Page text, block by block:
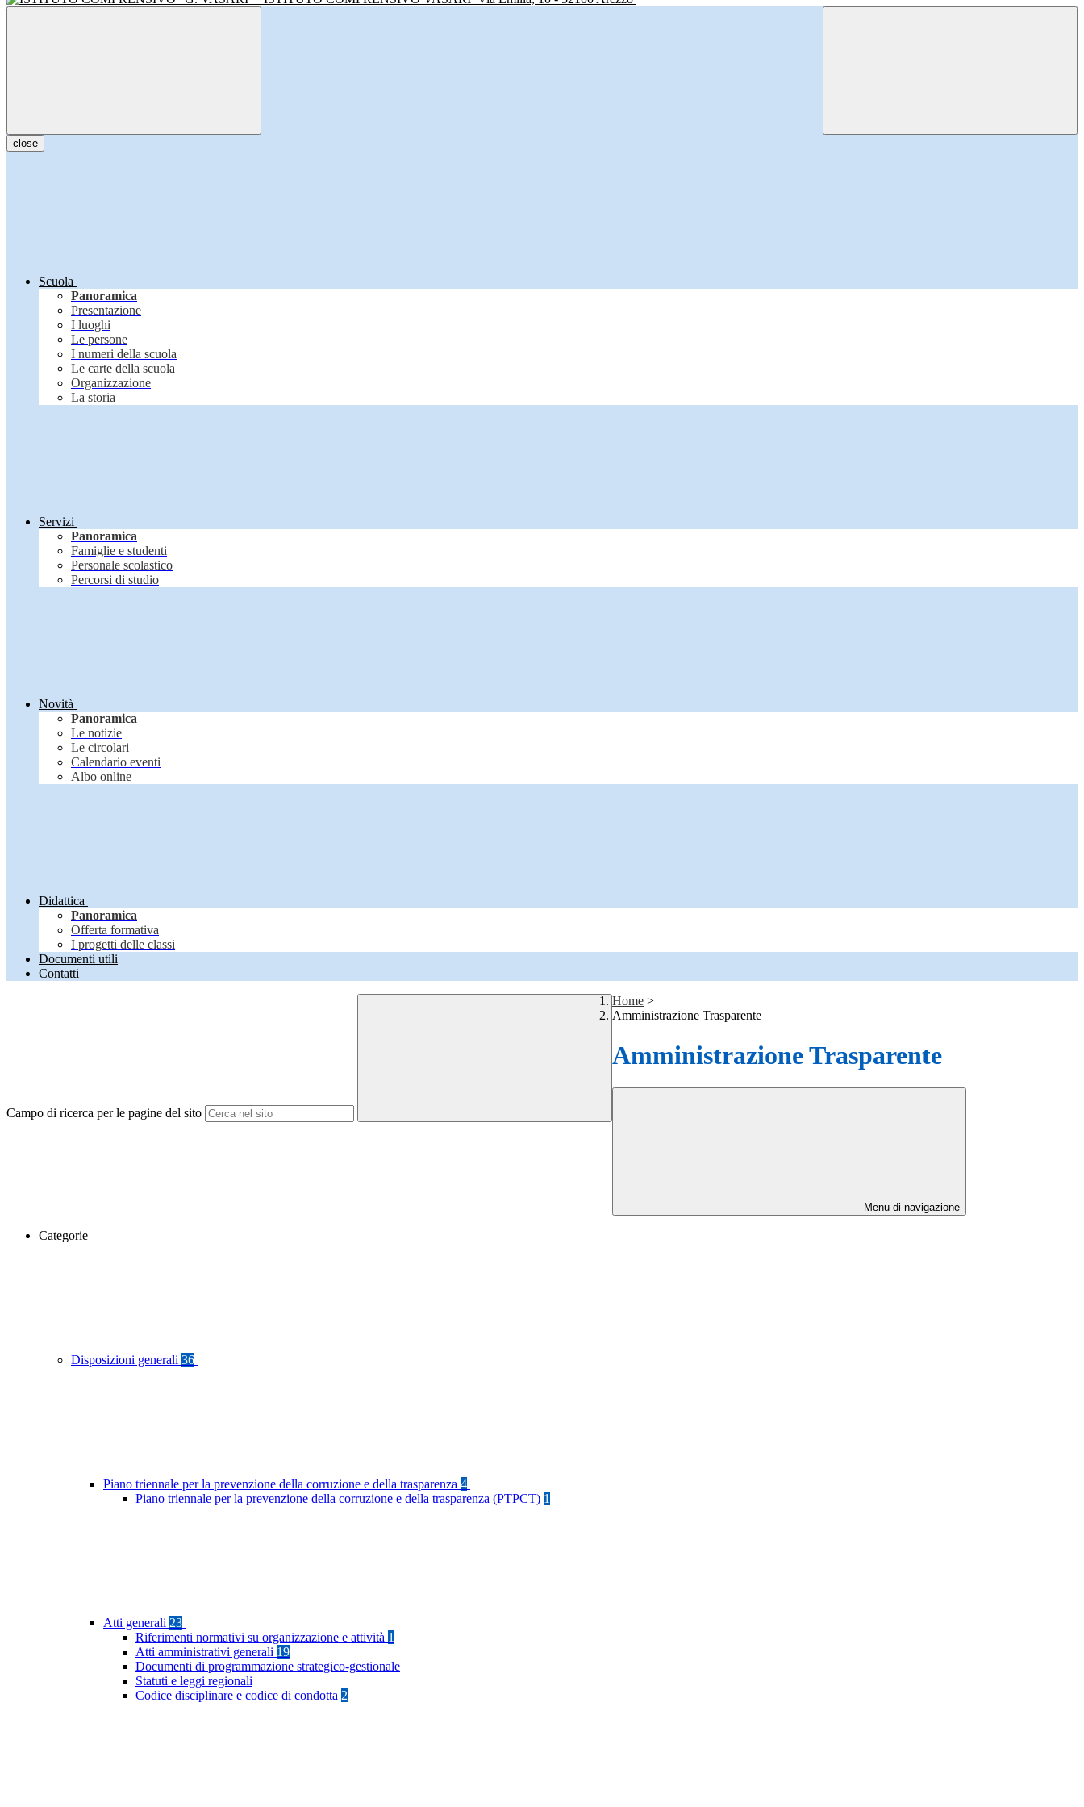
close
Scuola
Panoramica
Presentazione
I luoghi
Le persone
I numeri della scuola
Le carte della scuola
Organizzazione
La storia
Servizi
Panoramica
Famiglie e studenti
Personale scolastico
Percorsi di studio
Novità
Panoramica
Le notizie
Le circolari
Calendario eventi
Albo online
Didattica
Panoramica
Offerta formativa
I progetti delle classi
Documenti utili
Contatti
Campo di ricerca per le pagine del sito
Home >
Amministrazione Trasparente
Amministrazione Trasparente
Menu di navigazione
Categorie
Disposizioni generali 36
Piano triennale per la prevenzione della corruzione e della trasparenza 4
Piano triennale per la prevenzione della corruzione e della trasparenza (PTPCT) 1
Atti generali 23
Riferimenti normativi su organizzazione e attività 1
Atti amministrativi generali 19
Documenti di programmazione strategico-gestionale
Statuti e leggi regionali
Codice disciplinare e codice di condotta 2